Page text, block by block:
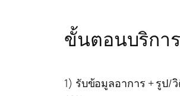
ขั้นตอนบริกา
1) รับข้อมูลอาการ + รูป/